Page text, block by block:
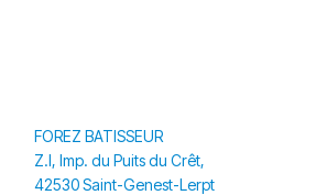
FOREZ BATISSEUR
Z.I, Imp. du Puits du Crêt,
42530 Saint-Genest-Lerpt